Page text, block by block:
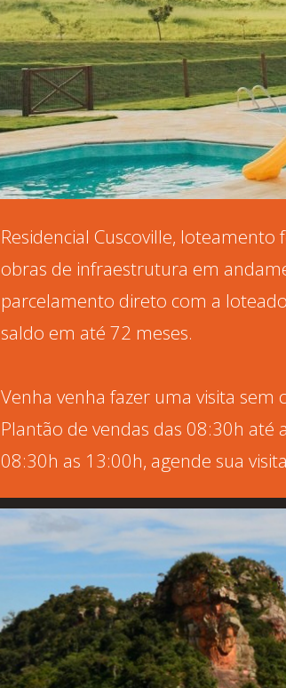
Residencial Cuscoville,
obras de infraestrutura em
parcelamento direto com a
saldo em até 72 meses.
Venha venha fazer uma visita sem
Plantão de vendas das 08:30h até
08:30h as 13:00h, agende sua